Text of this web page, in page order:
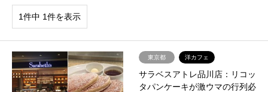
1件中 1件を表示
東京都 洋カフェ
サラベスアトレ品川店：リコッ
タパンケーキが激ウマの行列必